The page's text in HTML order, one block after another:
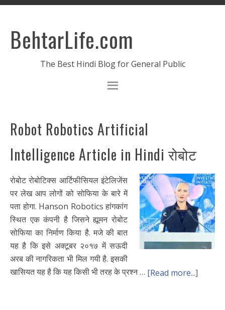
BehtarLife.com
The Best Hindi Blog for General Public
Robot Robotics Artificial
Intelligence Article in Hindi रोबोट
रोबोट रोबोटिक्स आर्टिफीसियल इंटेलिजेंस
पर लेख आप लोगों को सोफिया के बारे में
पता होगा. Hanson Robotics हांगकांग
स्थित एक कंपनी है जिसने ह्यूमन रोबोट
सोफिया का निर्माण किया है. मजे की बात
यह है कि इसे अक्टूबर २०१७ में सऊदी
अरब की नागरिकता भी मिल गयी है. इसकी
खासियत यह है कि यह किसी भी तरह के प्रश्न … [Read more...]